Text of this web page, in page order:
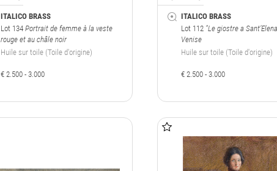
ITALICO BRASS
Lot 134 Portrait de femme à la veste
rouge et au châle noir
Huile sur toile (Toile d'origine)
€ 2.500 - 3.000
ITALICO BRASS
Lot 112 "Le giostre a
Venise
Huile sur toile (Toile d'origine)
€ 2.500 - 3.000